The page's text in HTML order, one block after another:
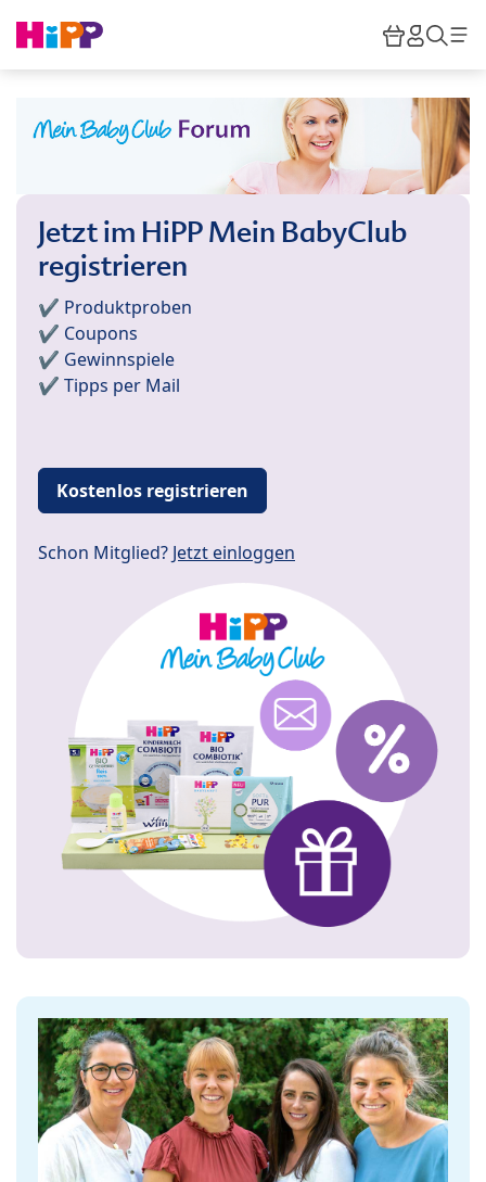
HiPP
Jetzt im HiPP Mein BabyClub
registrieren
✔️ Produktproben
✔️ Coupons
✔️ Gewinnspiele
✔️ Tipps per Mail
Kostenlos registrieren
Schon Mitglied? Jetzt einloggen